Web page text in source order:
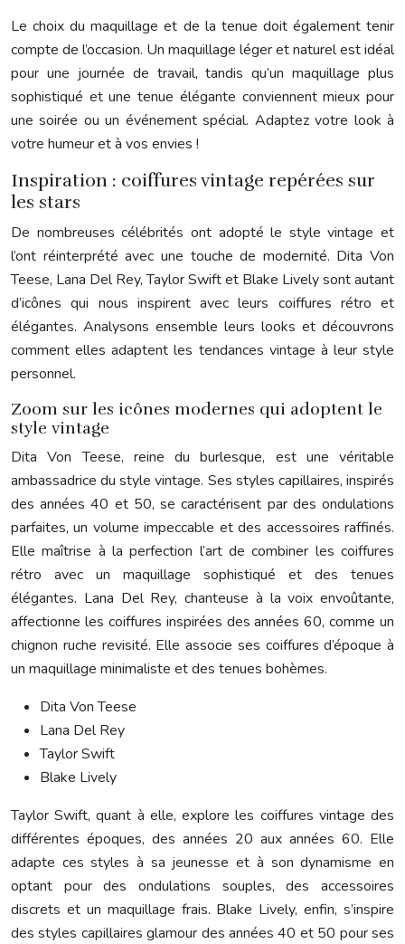
Le choix du maquillage et de la tenue doit également tenir
compte de l’occasion. Un maquillage léger et naturel est idéal
pour une journée de travail, tandis qu’un maquillage plus
sophistiqué et une tenue élégante conviennent mieux pour
une soirée ou un événement spécial. Adaptez votre look à
votre humeur et à vos envies !
Inspiration : coiffures vintage repérées sur
les stars
De nombreuses célébrités ont adopté le style vintage et
l’ont réinterprété avec une touche de modernité. Dita Von
Teese, Lana Del Rey, Taylor Swift et Blake Lively sont autant
d’icônes qui nous inspirent avec leurs coiffures rétro et
élégantes. Analysons ensemble leurs looks et découvrons
comment elles adaptent les tendances vintage à leur style
personnel.
Zoom sur les icônes modernes qui adoptent le
style vintage
Dita Von Teese, reine du burlesque, est une véritable
ambassadrice du style vintage. Ses styles capillaires, inspirés
des années 40 et 50, se caractérisent par des ondulations
parfaites, un volume impeccable et des accessoires raffinés.
Elle maîtrise à la perfection l’art de combiner les coiffures
rétro avec un maquillage sophistiqué et des tenues
élégantes. Lana Del Rey, chanteuse à la voix envoûtante,
affectionne les coiffures inspirées des années 60, comme un
chignon ruche revisité. Elle associe ses coiffures d’époque à
un maquillage minimaliste et des tenues bohèmes.
Dita Von Teese
Lana Del Rey
Taylor Swift
Blake Lively
Taylor Swift, quant à elle, explore les coiffures vintage des
différentes époques, des années 20 aux années 60. Elle
adapte ces styles à sa jeunesse et à son dynamisme en
optant pour des ondulations souples, des accessoires
discrets et un maquillage frais. Blake Lively, enfin, s’inspire
des styles capillaires glamour des années 40 et 50 pour ses